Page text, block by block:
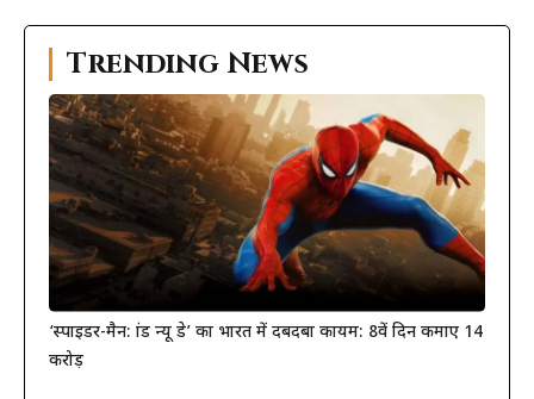
Trending News
‘स्पाइडर-मैन: ब्रांड न्यू डे’ का भारत में दबदबा कायम: 8वें दिन कमाए 14
करोड़